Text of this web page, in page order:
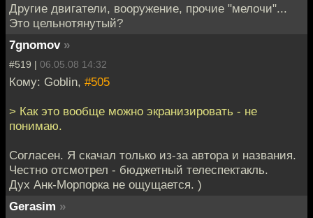
Другие двигатели, вооружение, прочие "мелочи"...
Это цельнотянутый?
7gnomov »
#519 | 06.05.08 14:32
Кому: Goblin, #505
> Как это вообще можно экранизировать - не
понимаю.
Согласен. Я скачал только из-за автора и названия.
Честно отсмотрел - бюджетный телеспектакль.
Дух Анк-Морпорка не ощущается. )
Gerasim »